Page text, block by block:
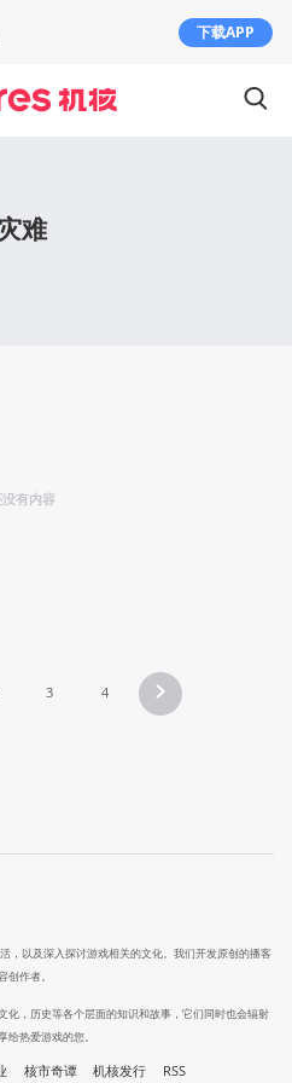
灾难
没有内容
3 4
，以及深入探讨游戏相关的文化。我们开发原创的播客
作者。
化，历史等各个层面的知识和故事，它们同时也会辐射
热爱游戏的您。
核市奇谭 机核发行 RSS
下载APP